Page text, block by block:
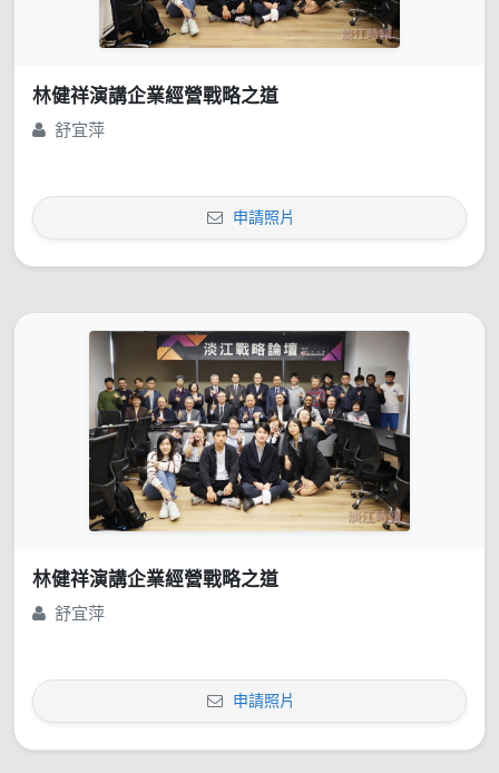
林健祥演講企業經營戰略之道
舒宜萍
申請照片
林健祥演講企業經營戰略之道
舒宜萍
申請照片